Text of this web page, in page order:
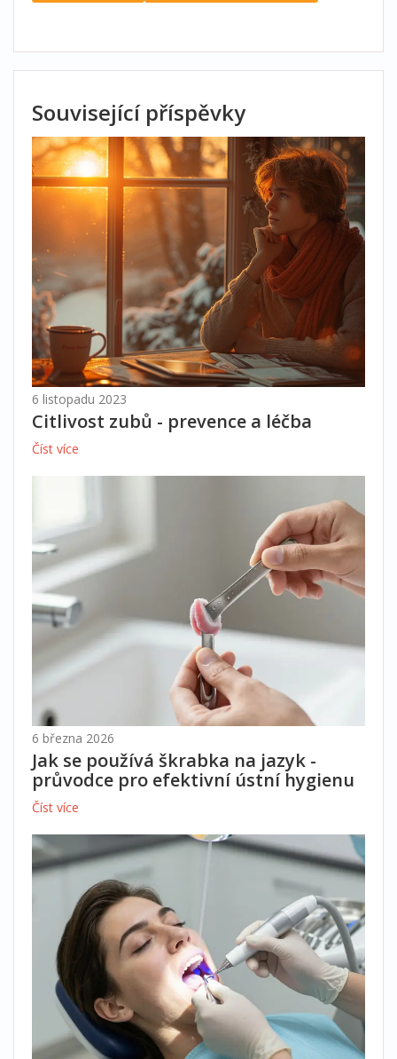
Související příspěvky
6 listopadu 2023
Citlivost zubů - prevence a léčba
Číst více
6 března 2026
Jak se používá škrabka na jazyk -
průvodce pro efektivní ústní hygienu
Číst více